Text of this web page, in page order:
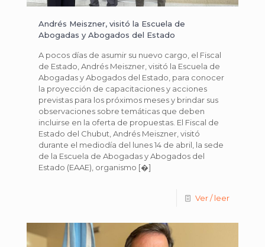
Andrés Meiszner, visitó la Escuela de
Abogadas y Abogados del Estado
A pocos días de asumir su nuevo cargo, el Fiscal
de Estado, Andrés Meiszner, visitó la Escuela de
Abogadas y Abogados del Estado, para conocer
la proyección de capacitaciones y acciones
previstas para los próximos meses y brindar sus
observaciones sobre temáticas que deben
incluirse en la oferta de propuestas. El Fiscal de
Estado del Chubut, Andrés Meiszner, visitó
durante el mediodía del lunes 14 de abril, la sede
de la Escuela de Abogadas y Abogados del
Estado (EAAE), organismo [�]
Ver / leer